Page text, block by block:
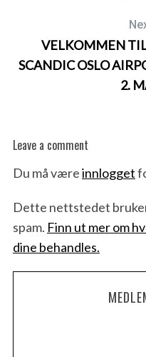
VELKOMMEN
SCANDIC OSLO
2.
Leave a comment
Du må væreinnlogget
Dette nettstedet
spam. Finn ut mer om
dine behandles.